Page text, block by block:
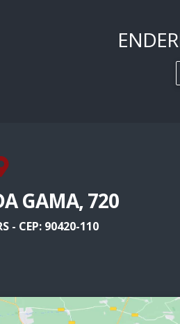
GAMA, 720
- CEP: 90420-110